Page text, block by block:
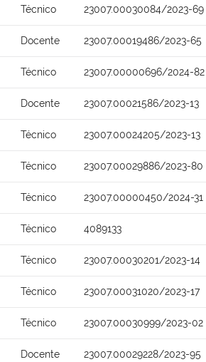
Técnico 23007.00030084/2023-69
Docente 23007.00019486/2023-65
Técnico 23007.00000696/2024-82
Docente 23007.00021586/2023-13
Técnico 23007.00024205/2023-13
Técnico 23007.00029886/2023-80
Técnico 23007.00000450/2024-31
Técnico 4089133
Técnico 23007.00030201/2023-14
Técnico 23007.00031020/2023-17
Técnico 23007.00030999/2023-02
Docente 23007.00029228/2023-95